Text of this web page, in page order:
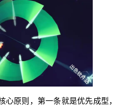
心原则，第一条就是优先成型，